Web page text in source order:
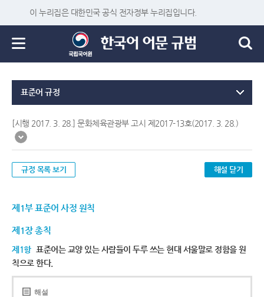
이 누리집은 대한민국 공식 전자정부 누리집입니다.
표준어 규정
[시행 2017. 3. 28.] 문화체육관광부 고시 제2017-13호(2017. 3. 28.)
규정 목록 보기 해설 닫기
제1부 표준어 사정 원칙
제1장 총칙
제1항 표준어는 교양 있는 사람들이 두루 쓰는 현대 서울말로 정함을 원
칙으로 한다.
해설